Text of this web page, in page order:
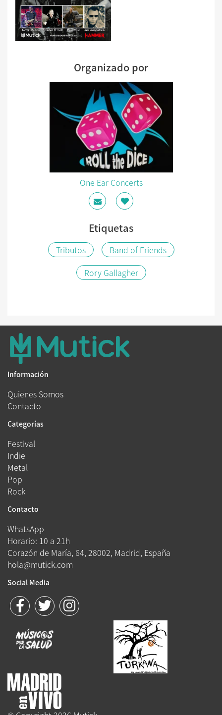
Organizado por
One Ear Concerts
Etiquetas
Tributos
Band of Friends
Rory Gallagher
Información
Quienes Somos
Contacto
Categorías
Festival
Indie
Metal
Pop
Rock
Contacto
WhatsApp
Horario: 10 a 21h
Corazón de María, 64, 28002, Madrid, España
hola@mutick.com
Social Media